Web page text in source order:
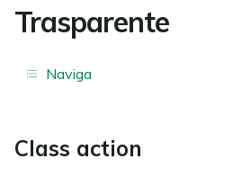
Trasparente
Naviga
Class action